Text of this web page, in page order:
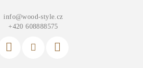
info@wood-style.cz
+420 608888575